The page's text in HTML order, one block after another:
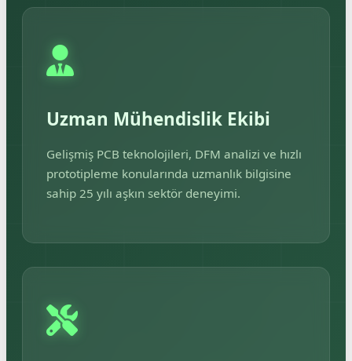
Uzman Mühendislik Ekibi
Gelişmiş PCB teknolojileri, DFM analizi ve hızlı
prototipleme konularında uzmanlık bilgisine
sahip 25 yılı aşkın sektör deneyimi.